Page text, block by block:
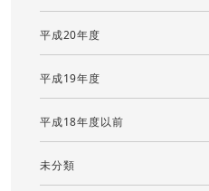
平成20年度
平成19年度
平成18年度以前
未分類